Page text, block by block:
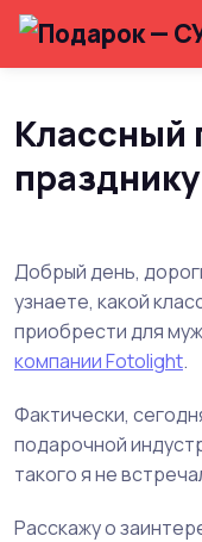
Классный
Добрый день,
узнаете, какой
приобрести для
компании Fotolight.
Фактически,
подарочной
такого я не
Расскажу о